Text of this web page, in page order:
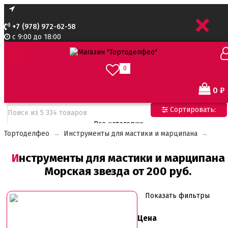
+7 (978) 972-62-58
с 9:00 до 18:00
0
0 ₽
Все категории
Адаптеры для кондитерского мешка
Ароматизаторы пищевые
Ароматизаторы Criamo 30 мл
Ароматизаторы TPA 10мл
Ароматизаторы Украса
Ванильная паста
Тортоделфео → Инструменты для мастики и марципана →
Инструменты для мастики и марципана
Морская звезда от 200 руб.
Показать фильтры
Цена
Сортировать:
+